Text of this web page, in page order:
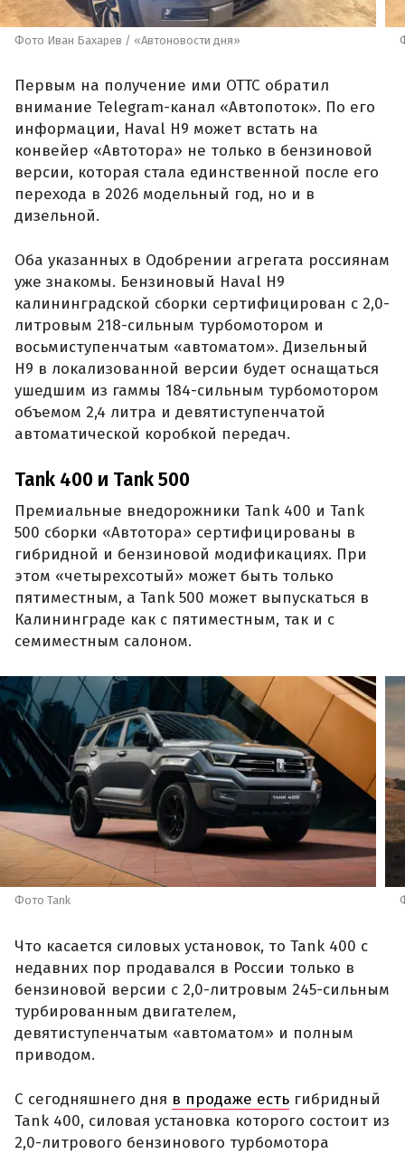
Фото Иван Бахарев / «Автоновости дня»
Первым на получение ими ОТТС обратил
внимание Telegram-канал «Автопоток». По его
информации, Haval H9 может встать на
конвейер «Автотора» не только в бензиновой
версии, которая стала единственной после его
перехода в 2026 модельный год, но и в
дизельной.
Оба указанных в Одобрении агрегата россиянам
уже знакомы. Бензиновый Haval H9
калининградской сборки сертифицирован с 2,0-
литровым 218-сильным турбомотором и
восьмиступенчатым «автоматом». Дизельный
H9 в локализованной версии будет оснащаться
ушедшим из гаммы 184-сильным турбомотором
объемом 2,4 литра и девятиступенчатой
автоматической коробкой передач.
Tank 400 и Tank 500
Премиальные внедорожники Tank 400 и Tank
500 сборки «Автотора» сертифицированы в
гибридной и бензиновой модификациях. При
этом «четырехсотый» может быть только
пятиместным, а Tank 500 может выпускаться в
Калининграде как с пятиместным, так и с
семиместным салоном.
Фото Tank
Что касается силовых установок, то Tank 400 с
недавних пор продавался в России только в
бензиновой версии с 2,0-литровым 245-сильным
турбированным двигателем,
девятиступенчатым «автоматом» и полным
приводом.
С сегодняшнего дня в продаже есть гибридный
Tank 400, силовая установка которого состоит из
2,0-литрового бензинового турбомотора